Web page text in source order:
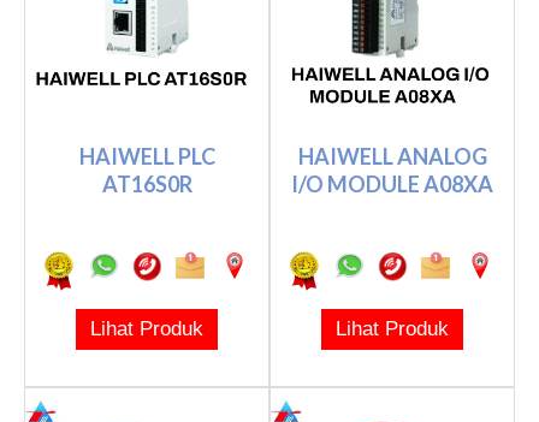
HAIWELL PLC
AT16S0R
Lihat Produk
HAIWELL ANALOG
I/O MODULE A08XA
Lihat Produk